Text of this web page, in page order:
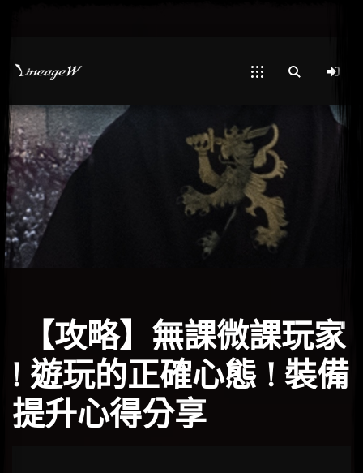
【攻略】無課微課玩家
! 遊玩的正確心態 ! 裝備
提升心得分享